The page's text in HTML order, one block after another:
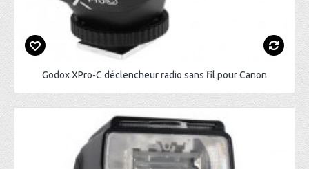
Godox XPro-C déclencheur radio sans fil pour Canon